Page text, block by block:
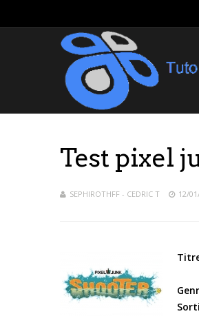
Test pixel
SEPHIROTHFF - CEDRIC T 12/